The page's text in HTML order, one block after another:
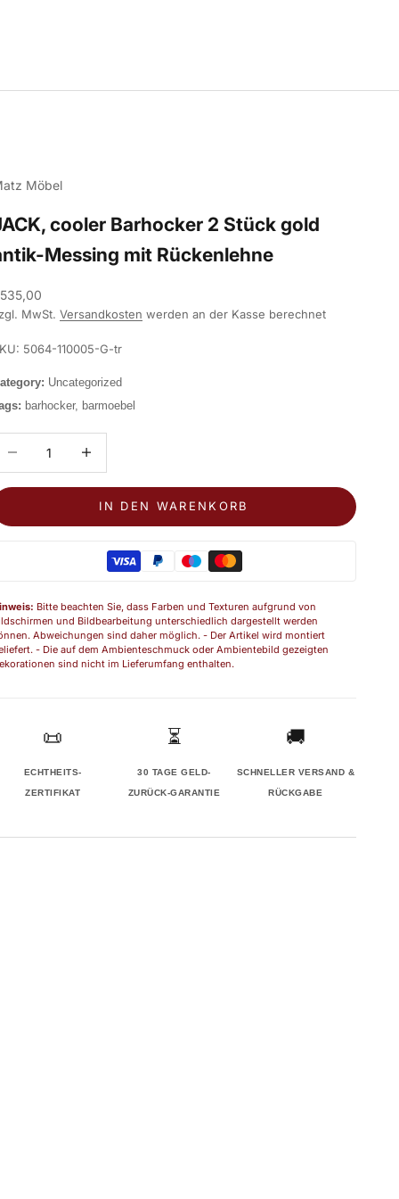
Möbel
cooler Barhocker 2 Stück gold
Messing mit Rückenlehne
MwSt.Versandkosten werden an der Kasse berechnet
5064-110005-G-tr
Uncategorized
barhocker, barmoebel
IN DEN WARENKORB
Bitte beachten Sie, dass Farben und Texturen aufgrund von
und Bildbearbeitung unterschiedlich dargestellt werden
Abweichungen sind daher möglich. - Der Artikel wird montiert
- Die auf dem Ambienteschmuck oder Ambientebild gezeigten
sind nicht im Lieferumfang enthalten.
📜
ECHTHEITS-
ZERTIFIKAT
⏳
30 TAGE GELD-
ZURÜCK-GARANTIE
🚚
SCHNELLER VERSAND &
RÜCKGABE